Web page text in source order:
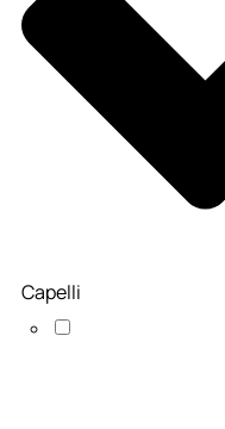
Capelli